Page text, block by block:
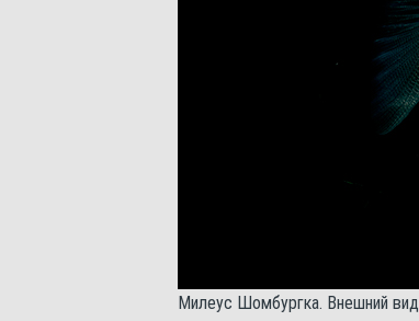
Милеус Шомбургка. Внешний вид